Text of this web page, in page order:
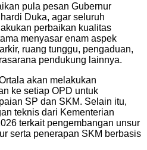
pula pesan Gubernur
Duka, agar seluruh
perbaikan kualitas
menyasar enam aspek
ruang tunggu, pengaduan,
pendukung lainnya.
akan melakukan
ke setiap OPD untuk
SP dan SKM. Selain itu,
teknis dari Kementerian
terkait pengembangan unsur
serta penerapan SKM berbasis